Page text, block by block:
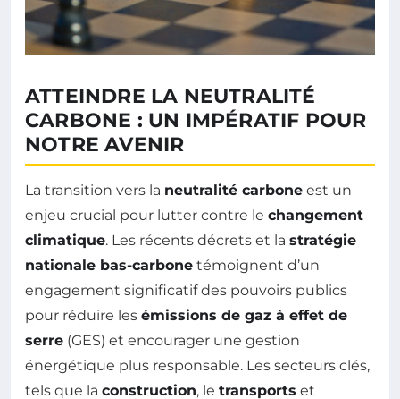
ATTEINDRE LA NEUTRALITÉ
CARBONE : UN IMPÉRATIF POUR
NOTRE AVENIR
La transition vers la neutralité carbone est un
enjeu crucial pour lutter contre le changement
climatique. Les récents décrets et la stratégie
nationale bas-carbone témoignent d’un
engagement significatif des pouvoirs publics
pour réduire les émissions de gaz à effet de
serre (GES) et encourager une gestion
énergétique plus responsable. Les secteurs clés,
tels que la construction, le transports et